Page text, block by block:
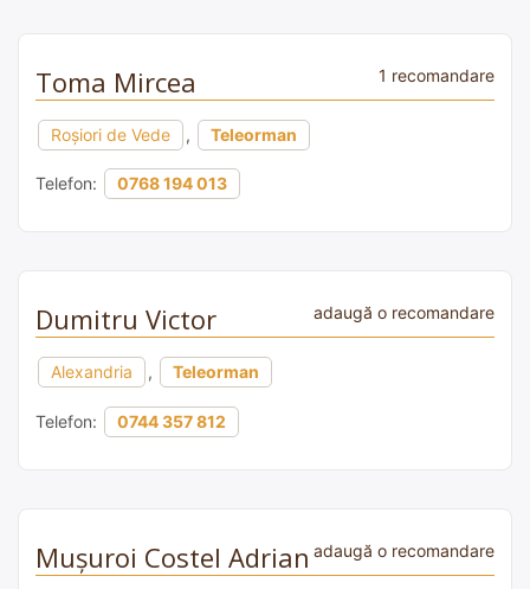
Toma Mircea 1 recomandare
Roșiori de Vede , Teleorman
Telefon: 0768 194 013
Dumitru Victor adaugă o recomandare
Alexandria , Teleorman
Telefon: 0744 357 812
Mușuroi Costel Adrian adaugă o recomandare